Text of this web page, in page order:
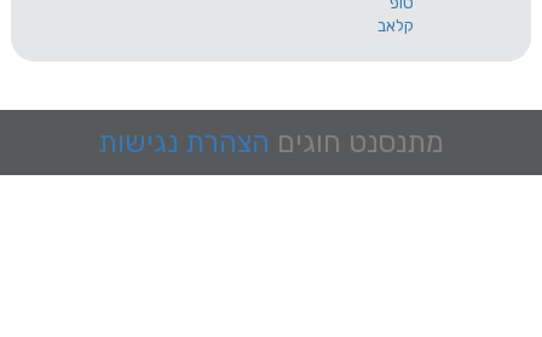
מתנסנט חוגים הצהרת נגישות